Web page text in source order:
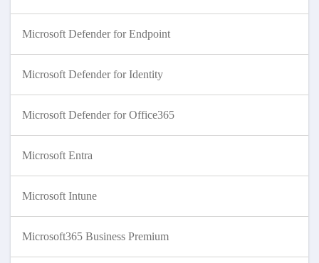
Microsoft Defender for Endpoint
Microsoft Defender for Identity
Microsoft Defender for Office365
Microsoft Entra
Microsoft Intune
Microsoft365 Business Premium